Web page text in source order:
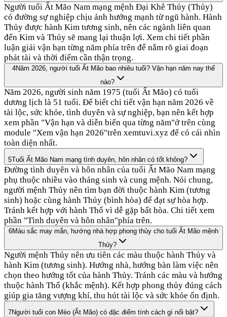
Người tuổi Ất Mão Nam mạng mệnh Đại Khê Thủy (Thủy)
có đường sự nghiệp chịu ảnh hưởng mạnh từ ngũ hành. Hành
Thủy được hành Kim tương sinh, nên các ngành liên quan
đến Kim và Thủy sẽ mang lại thuận lợi. Xem chi tiết phần
luận giải vận hạn từng năm phía trên để nắm rõ giai đoạn
phát tài và thời điểm cần thận trọng.
4Năm 2026, người tuổi Ất Mão bao nhiêu tuổi? Vận hạn năm nay thế
nào?
Năm 2026, người sinh năm 1975 (tuổi Ất Mão) có tuổi
dương lịch là 51 tuổi. Để biết chi tiết vận hạn năm 2026 về
tài lộc, sức khỏe, tình duyên và sự nghiệp, bạn nên kết hợp
xem phần "Vận hạn và diễn biến qua từng năm"ở trên cùng
module "Xem vận hạn 2026"trên xemtuvi.xyz để có cái nhìn
toàn diện nhất.
5Tuổi Ất Mão Nam mạng tình duyên, hôn nhân có tốt không?
Đường tình duyên và hôn nhân của tuổi Ất Mão Nam mạng
phụ thuộc nhiều vào tháng sinh và cung mệnh. Nói chung,
người mệnh Thủy nên tìm bạn đời thuộc hành Kim (tương
sinh) hoặc cùng hành Thủy (bình hòa) để đạt sự hòa hợp.
Tránh kết hợp với hành Thổ vì dễ gặp bất hòa. Chi tiết xem
phần "Tình duyên và hôn nhân"phía trên.
6Màu sắc may mắn, hướng nhà hợp phong thủy cho tuổi Ất Mão mệnh
Thủy?
Người mệnh Thủy nên ưu tiên các màu thuộc hành Thủy và
hành Kim (tương sinh). Hướng nhà, hướng bàn làm việc nên
chọn theo hướng tốt của hành Thủy. Tránh các màu và hướng
thuộc hành Thổ (khắc mệnh). Kết hợp phong thủy đúng cách
giúp gia tăng vượng khí, thu hút tài lộc và sức khỏe ổn định.
7Người tuổi con Mèo (Ất Mão) có đặc điểm tính cách gì nổi bật?